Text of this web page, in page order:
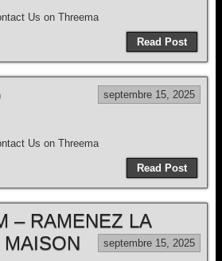
Us on Threema
Read Post
septembre 15, 2025
Us on Threema
Read Post
– RAMENEZ LA
MAISON
septembre 15, 2025